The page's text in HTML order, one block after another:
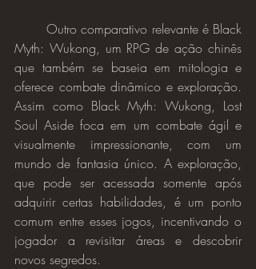
	Outro comparativo relevante é Black
Myth: Wukong, um RPG de ação chinês
que também se baseia em mitologia e
oferece combate dinâmico e exploração.
Assim como Black Myth: Wukong, Lost
Soul Aside foca em um combate ágil e
visualmente impressionante, com um
mundo de fantasia único. A exploração,
que pode ser acessada somente após
adquirir certas habilidades, é um ponto
comum entre esses jogos, incentivando o
jogador a revisitar áreas e descobrir
novos segredos.